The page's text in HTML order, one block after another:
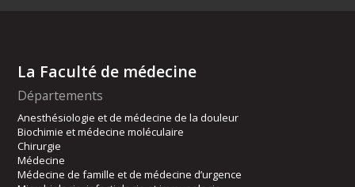
La Faculté de médecine
Départements
Anesthésiologie et de médecine de la douleur
Biochimie et médecine moléculaire
Chirurgie
Médecine
Médecine de famille et de médecine d’urgence